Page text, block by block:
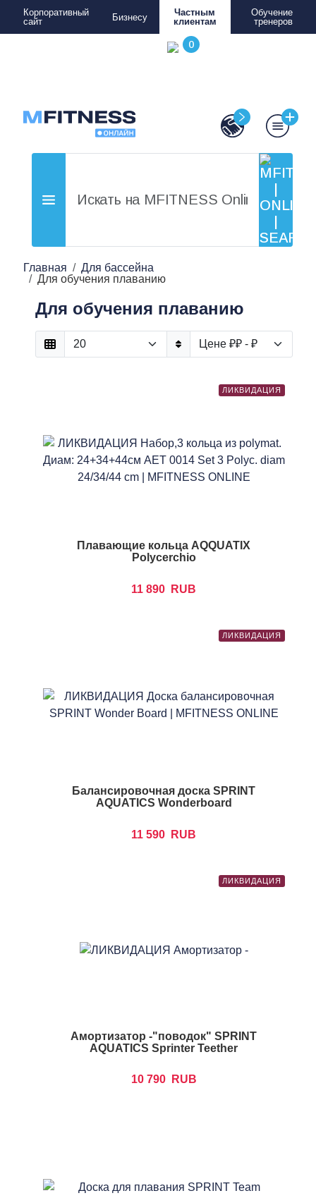
Корпоративный
сайт
Бизнесу
Частным
клиентам
Обучение
тренеров
Главная
Для бассейна
Для обучения плаванию
Для обучения плаванию
ЛИКВИДАЦИЯ
Плавающие кольца AQQUATIX
Polycerchio
11 890 RUB
ЛИКВИДАЦИЯ
Балансировочная доска SPRINT
AQUATICS Wonderboard
11 590 RUB
ЛИКВИДАЦИЯ
Амортизатор -"поводок" SPRINT
AQUATICS Sprinter Teether
10 790 RUB